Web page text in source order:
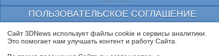
ПОЛЬЗОВАТЕЛЬСКОЕ СОГЛАШЕНИЕ
ЗАЩИЩЕНО CURATOR
© 1997—2026 Электронное периодическое издание "3ДНьюс" | Свидетельство о
Сайт 3DNews использует файлы cookie и сервисы аналитики.
Это помогает нам улучшать контент и работу Cайта.